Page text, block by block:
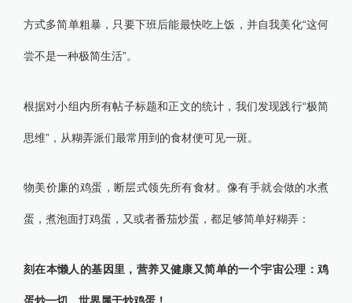
方式多简单粗暴，只要下班后能最快吃上饭，并自我美化“这何
尝不是一种极简生活”。
根据对小组内所有帖子标题和正文的统计，我们发现践行“极简
思维”，从糊弄派们最常用到的食材便可见一斑。
物美价廉的鸡蛋，断层式领先所有食材。像有手就会做的水煮
蛋，煮泡面打鸡蛋，又或者番茄炒蛋，都足够简单好糊弄：
刻在本懒人的基因里，营养又健康又简单的一个宇宙公理：鸡